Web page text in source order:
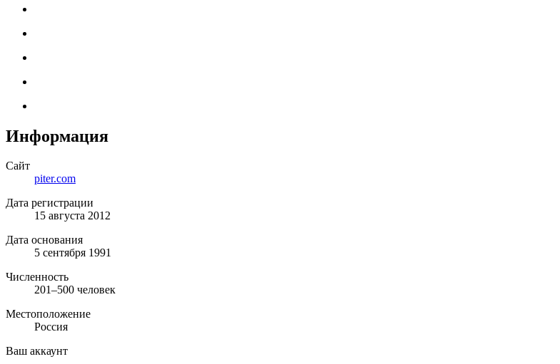
Информация
Сайт
piter.com
Дата регистрации
15 августа 2012
Дата основания
5 сентября 1991
Численность
201–500 человек
Местоположение
Россия
Ваш аккаунт